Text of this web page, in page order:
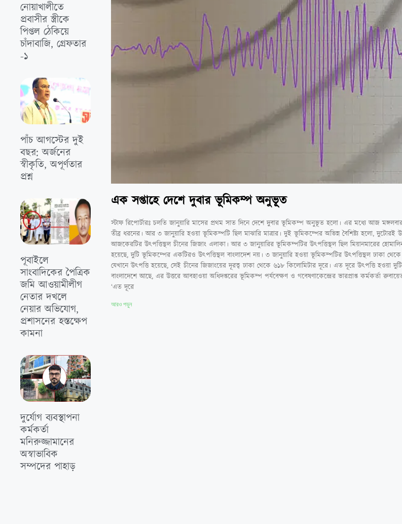
নোয়াখালীতে
প্রবাসীর স্ত্রীকে
পিপ্তল ঠেকিয়ে
চাঁদাবাজি, গ্রেফতার
-১
পাঁচ আগস্টের দুই
বছর: অর্জনের
স্বীকৃতি, অপূর্ণতার
প্রশ্ন
পূবাইলে
সাংবাদিকের পৈত্রিক
জমি আওয়ামীলীগ
নেতার দখলে
নেয়ার অভিযোগ,
প্রশাসনের হস্তক্ষেপ
কামনা
দুর্যোগ ব্যবস্থাপনা
কর্মকর্তা
মনিরুজ্জামানের
অস্বাভাবিক
সম্পদের পাহাড়
এক সপ্তাহে দেশে দুবার ভূমিকম্প অনুভূত
স্টাফ রিপোর্টারঃ চলতি জানুয়ারি মাসের প্রথম সাত দিনে দেশে দুবার ভূমিকম্প অনুভূত হলো। এর মধ্যে আজ
তীব্র ধরনের। আর ৩ জানুয়ারি হওয়া ভূমিকম্পটি ছিল মাঝারি মাত্রার। দুই ভূমিকম্পের অভিন্ন বৈশিষ্ট্য হলো, দুটোরই
আজকেরটির উৎপত্তিস্থল চীনের জিজাং এলাকা। আর ৩ জানুয়ারির ভূমিকম্পটির উৎপত্তিস্থল ছিল মিয়ানমারের
হয়েছে, দুটি ভূমিকম্পের একটিরও উৎপত্তিস্থল বাংলাদেশ নয়। ৩ জানুয়ারি হওয়া ভূমিকম্পটির উৎপত্তিস্থল ঢাকা
যেখানে উৎপত্তি হয়েছে, সেই চীনের জিজাংয়ের দূরত্ব ঢাকা থেকে ৬১৮ কিলোমিটার দূরে। এত দূরে উৎপত্তি হওয়া
বাংলাদেশে আছে, এর উত্তরে আবহাওয়া অধিদপ্তরের ভূমিকম্প পর্যবেক্ষণ ও গবেষণাকেন্দ্রের ভারপ্রাপ্ত কর্মকর্তা
‘এত দূরে
আরও পড়ুন